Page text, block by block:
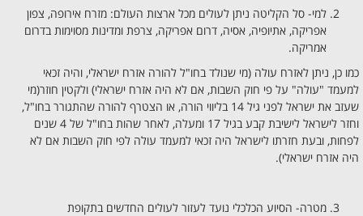
למי- סל הקליטה ניתן לעולים מכל ארצות העולם: מזרח אירופה, צפון
אפריקה, אתיופיה, אסיה, דרום אפריקה, צרפת ומדינות מסוימות בדרום
אמריקה.
כמו כן, ניתן לאזרח עולה (מי שנולד בחו"ל להורה אזרח ישראלי, והיה זכאי
למעמד "עולה" על פי חוק השבות, אם לא היה אזרח ישראלי) ולקטין חוזר(מי
שעזב את ישראל לפני גיל 14 בליווי הורה, או הצטרף להורה שהתגורר בחו"ל,
וחזר לישראל לישיבת קבע בגיל 17 ומעלה, לאחר שהות בחו"ל של 4 שנים
לפחות, ובעת חזרתו לישראל היה זכאי למעמד עולה לפי חוק השבות אם לא
היה אזרח ישראלי).
מטרה- הסיוע הכלכלי נועד לעזור לעולים החדשים בתקופת